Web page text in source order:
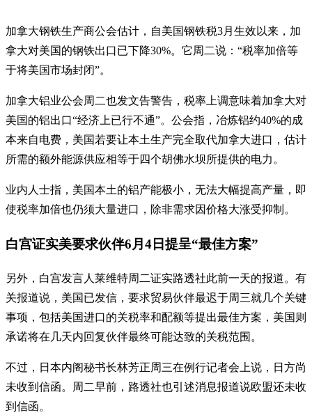
加拿大钢铁生产商公会估计，自美国钢铁税3月生效以来，加
拿大对美国的钢铁出口已下降30%。它周二说：“税率加倍等
于将美国市场封闭”。
加拿大铝业公会周二也发文告警告，税率上调意味着加拿大对
美国的铝出口“经济上已行不通”。公会指，冶炼铝约40%的成
本来自电费，美国若要让本土生产完全取代加拿大进口，估计
所需的额外能源供应相等于四个胡佛水坝所提供的电力。
业内人士指，美国本土的铝产能极小，无法大幅提高产量，即
使税率加倍也仍须大量进口，除非需求因价格大涨受抑制。
白宫证实美要求伙伴6月4日提呈“最佳方案”
另外，白宫发言人莱维特周二证实路透社此前一天的报道。有
关报道说，美国已发信，要求贸易伙伴最迟于周三就几个关键
事项，包括美国进口的关税率和配额等提出最佳方案，美国则
承诺将在几天内回复伙伴最终可能达致的关税范围。
不过，日本内阁秘书长林芳正周三在例行记者会上说，日方尚
未收到信函。周二早前，路透社也引述消息报道说欧盟还未收
到信函。